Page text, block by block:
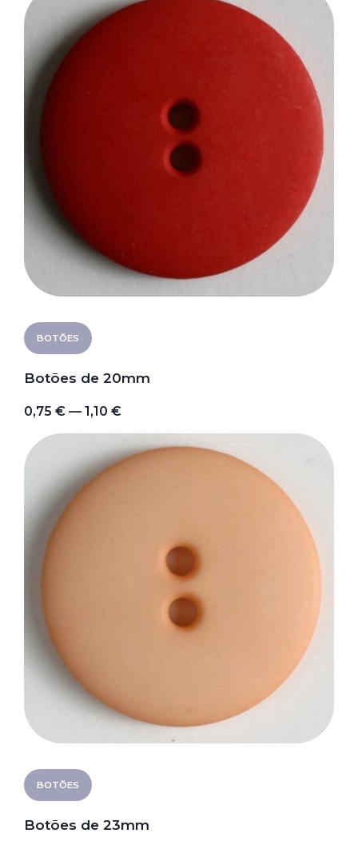
BOTÕES
Botões de 20mm
0,75 € — 1,10 €
BOTÕES
Botões de 23mm